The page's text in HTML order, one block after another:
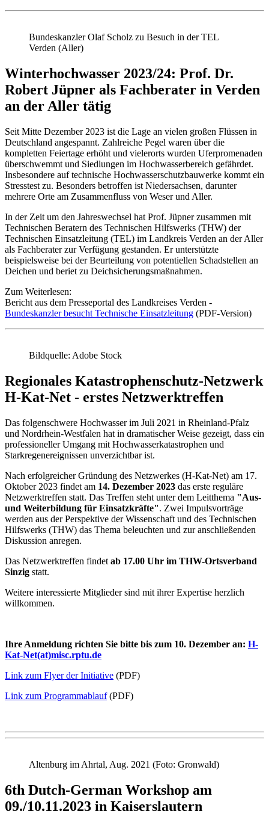
Bundeskanzler Olaf Scholz zu Besuch in der TEL
Verden (Aller)
Winterhochwasser 2023/24: Prof. Dr.
Robert Jüpner als Fachberater in Verden
an der Aller tätig
Seit Mitte Dezember 2023 ist die Lage an vielen großen Flüssen in
Deutschland angespannt. Zahlreiche Pegel waren über die
kompletten Feiertage erhöht und vielerorts wurden Uferpromenaden
überschwemmt und Siedlungen im Hochwasserbereich gefährdet.
Insbesondere auf technische Hochwasserschutzbauwerke kommt ein
Stresstest zu. Besonders betroffen ist Niedersachsen, darunter
mehrere Orte am Zusammenfluss von Weser und Aller.
In der Zeit um den Jahreswechsel hat Prof. Jüpner zusammen mit
Technischen Beratern des Technischen Hilfswerks (THW) der
Technischen Einsatzleitung (TEL) im Landkreis Verden an der Aller
als Fachberater zur Verfügung gestanden. Er unterstützte
beispielsweise bei der Beurteilung von potentiellen Schadstellen an
Deichen und beriet zu Deichsicherungsmaßnahmen.
Zum Weiterlesen:
Bericht aus dem Presseportal des Landkreises Verden -
Bundeskanzler besucht Technische Einsatzleitung (PDF-Version)
Bildquelle: Adobe Stock
Regionales Katastrophenschutz-Netzwerk
H-Kat-Net - erstes Netzwerktreffen
Das folgenschwere Hochwasser im Juli 2021 in Rheinland-Pfalz
und Nordrhein-Westfalen hat in dramatischer Weise gezeigt, dass ein
professioneller Umgang mit Hochwasserkatastrophen und
Starkregenereignissen unverzichtbar ist.
Nach erfolgreicher Gründung des Netzwerkes (H-Kat-Net) am 17.
Oktober 2023 findet am 14. Dezember 2023 das erste reguläre
Netzwerktreffen statt. Das Treffen steht unter dem Leitthema "Aus-
und Weiterbildung für Einsatzkräfte". Zwei Impulsvorträge
werden aus der Perspektive der Wissenschaft und des Technischen
Hilfswerks (THW) das Thema beleuchten und zur anschließenden
Diskussion anregen.
Das Netzwerktreffen findet ab 17.00 Uhr im THW-Ortsverband
Sinzig statt.
Weitere interessierte Mitglieder sind mit ihrer Expertise herzlich
willkommen.
Ihre Anmeldung richten Sie bitte bis zum 10. Dezember an: H-
Kat-Net(at)misc.rptu.de
Link zum Flyer der Initiative (PDF)
Link zum Programmablauf(PDF)
Altenburg im Ahrtal, Aug. 2021 (Foto: Gronwald)
6th Dutch-German Workshop am
09./10.11.2023 in Kaiserslautern